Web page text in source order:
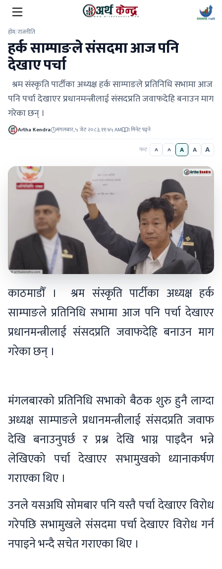
होम/राजनीति
हर्क साम्पाङले संसदमा आज पनि
देखाए पर्चा
श्रम संस्कृति पार्टीका अध्यक्ष हर्क साम्पाङले प्रतिनिधि सभामा आज
पनि पर्चा देखाएर प्रधानमन्त्रीलाई संसदप्रति जवाफदेहि बनाउन माग
गरेका छन् ।
Artha Kendra मंगलबार, ५ जेठ २०८३, ११:४५ AM 1 मिनेट पढ्ने
फन्ट A A A A A
काठमाडौँ । श्रम संस्कृति पार्टीका अध्यक्ष हर्क
साम्पाङले प्रतिनिधि सभामा आज पनि पर्चा देखाएर
प्रधानमन्त्रीलाई संसदप्रति जवाफदेहि बनाउन माग
गरेका छन् ।
मंगलबारको प्रतिनिधि सभाको बैठक शुरु हुनै लाग्दा
अध्यक्ष साम्पाङले प्रधानमन्त्रीलाई संसदप्रति जवाफ
देखि बनाउनुपर्छ र प्रश्न देखि भाग्न पाइदैन भन्ने
लेखिएको पर्चा देखाएर सभामुखको ध्यानाकर्षण
गराएका थिए ।
उनले यसअघि सोमबार पनि यस्तै पर्चा देखाएर विरोध
गरेपछि सभामुखले संसदमा पर्चा देखाएर विरोध गर्न
नपाइने भन्दै सचेत गराएका थिए ।